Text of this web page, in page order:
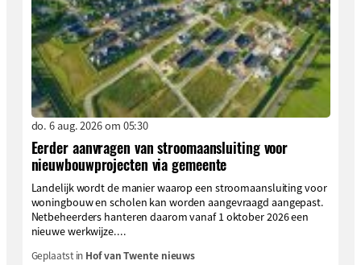
do. 6 aug. 2026 om 05:30
Eerder aanvragen van stroomaansluiting voor
nieuwbouwprojecten via gemeente
Landelijk wordt de manier waarop een stroomaansluiting voor
woningbouw en scholen kan worden aangevraagd aangepast.
Netbeheerders hanteren daarom vanaf 1 oktober 2026 een
nieuwe werkwijze....
Geplaatst in Hof van Twente nieuws